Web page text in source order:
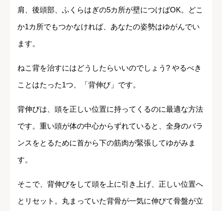
肩、後頭部、ふくらはぎの5カ所が壁につけばOK。どこ
か1カ所でもつかなければ、あなたの姿勢はゆがんでい
ます。
ねこ背を治すにはどうしたらいいのでしょう? やるべき
ことはたった1つ、「背伸び」です。
背伸びは、頭を正しい位置に持ってくるのに最適な方法
です。重い頭が体の中心からずれていると、全身のバラ
ンスをとるために首から下の筋肉が緊張してゆがみま
す。
そこで、背伸びをして頭を上に引き上げ、正しい位置へ
とリセット。丸まっていた背骨が一気に伸びて骨盤が立